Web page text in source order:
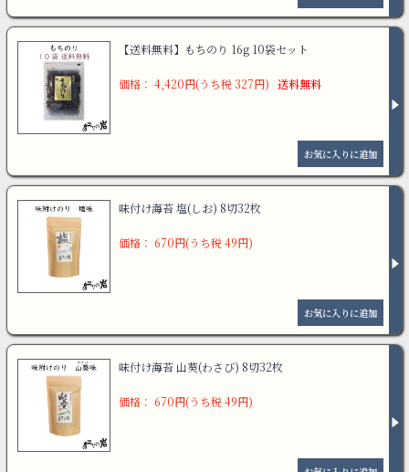
【送料無料】もちのり 16g 10袋セット
価格： 4,420円(うち税 327円) 送料無料
味付け海苔 塩(しお) 8切32枚
価格： 670円(うち税 49円)
味付け海苔 山葵(わさび) 8切32枚
価格： 670円(うち税 49円)